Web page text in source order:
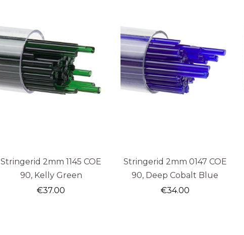
Stringerid 2mm 1145 COE
90, Kelly Green
€37.00
Stringerid 2mm 0147 COE
90, Deep Cobalt Blue
€34.00